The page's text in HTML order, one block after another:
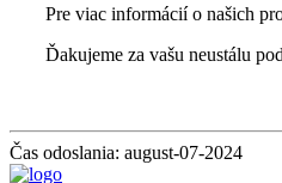
Pre viac informácií o našich
Ďakujeme za vašu neustálu
Čas odoslania: august-07-2024